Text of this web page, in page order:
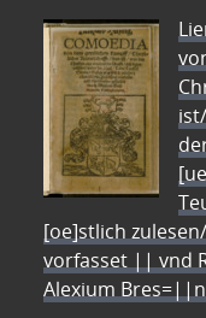
[oe]stlich
vorfasset || vnd
Alexium